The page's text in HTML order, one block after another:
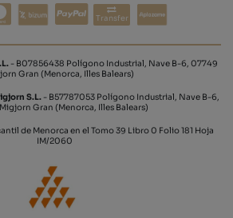
Transfer
- B07856438 Polígono Industrial, Nave B-6, 07749
Gran (Menorca, Illes Balears)
S.L. - B57787053 Polígono Industrial, Nave B-6,
Gran (Menorca, Illes Balears)
de Menorca en el Tomo 39 Libro 0 Folio 181 Hoja
IM/2060